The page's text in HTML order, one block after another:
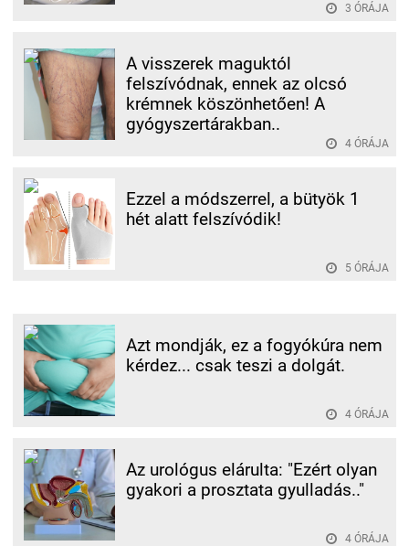
3 ÓRÁJA
A visszerek maguktól
felszívódnak, ennek az olcsó
krémnek köszönhetően! A
gyógyszertárakban..
4 ÓRÁJA
Ezzel a módszerrel, a bütyök 1
hét alatt felszívódik!
5 ÓRÁJA
Azt mondják, ez a fogyókúra nem
kérdez... csak teszi a dolgát.
4 ÓRÁJA
Az urológus elárulta: "Ezért olyan
gyakori a prosztata gyulladás.."
4 ÓRÁJA